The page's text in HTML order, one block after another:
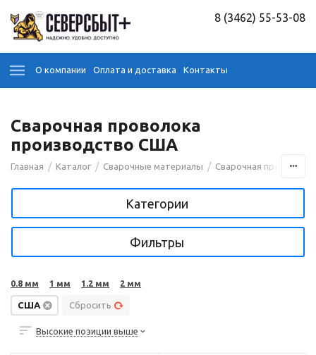
8 (3462) 55-53-08
О компании Оплата и доставка Контакты
Сварочная проволока
производство США
Главная / Каталог / Сварочные материалы / Сварочная проволока
Категории
Фильтры
0.8 мм 1 мм 1.2 мм 2 мм
США Сбросить
Высокие позиции выше